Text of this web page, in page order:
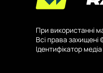
При використанні
Всі права
Ідентифікатор